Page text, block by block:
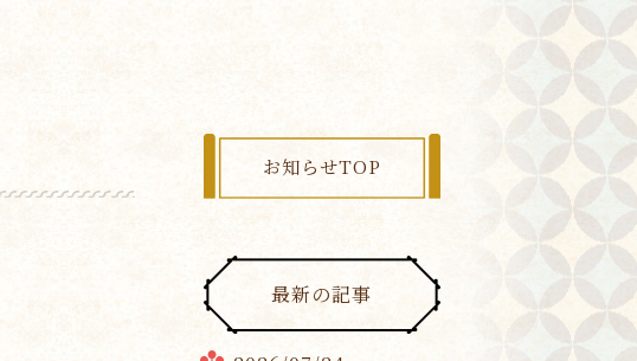
お知らせTOP
最新の記事